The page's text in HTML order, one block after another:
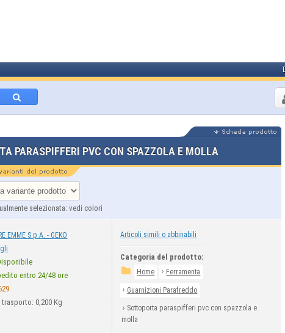
PARASPIFFERI PVC CON SPAZZOLA E MOLLA
selezionata: vedi colori
EMME S.p.A. - GEKO
entro 24/48 ore
0,200 Kg
Articoli simili o abbinabili
Categoria del prodotto:
Home › Ferramenta
› Guarnizioni Parafreddo
› Sottoporta paraspifferi pvc con spazzola e
molla